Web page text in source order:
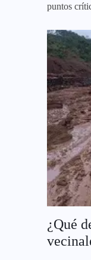
puntos
¿Qué